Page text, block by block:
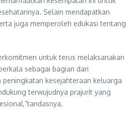
Selain mendapatkan
juga memperoleh edukasi tentang
untuk terus melaksanakan
sebagai bagian dari
kesejahteraan keluarga
terwujudnya prajurit yang